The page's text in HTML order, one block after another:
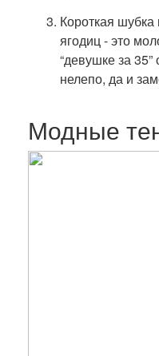
Короткая
ягодиц - это
“девушке за 35”
нелепо, да и
Модные